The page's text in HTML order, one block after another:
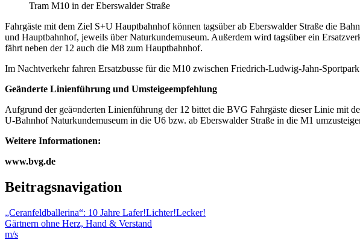
Tram M10 in der Eberswalder Straße
Fahrgäste mit dem Ziel S+U Hauptbahnhof können tagsüber ab Eberswalder Straße die
und Hauptbahnhof, jeweils über Naturkundemuseum. Außerdem wird tagsüber ein
fährt neben der 12 auch die M8 zum Hauptbahnhof.
Im Nachtverkehr fahren Ersatzbusse für die M10 zwischen Friedrich-Ludwig-Jahn-
Geänderte Linienführung und Umsteigeempfehlung
Aufgrund der geä¤nderten Linienführung der 12 bittet die BVG Fahrgäste dieser Linie mit
U-Bahnhof Naturkundemuseum in die U6 bzw. ab Eberswalder Straße in die M1
Weitere Informationen:
www.bvg.de
Beitragsnavigation
„Ceranfeldballerina“: 10 Jahre Lafer!Lichter!Lecker!
Gärtnern ohne Herz, Hand & Verstand
m/s